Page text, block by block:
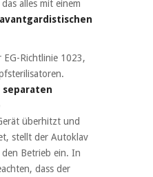
alles mit einem
EG-Richtlinie 1023,
überhitzt und
stellt der Autoklav
Betrieb ein. In
dass der